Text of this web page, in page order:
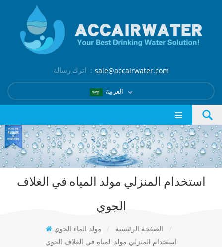
اترك رسالة ： sale@accairwater.com
استخدام المنزلي مولد المياه في الغلاف
الجوي
الصفحة الرئيسية / مولد الماء الجوي
/
استخدام المنزلي مولد المياه في الغلاف الجوي